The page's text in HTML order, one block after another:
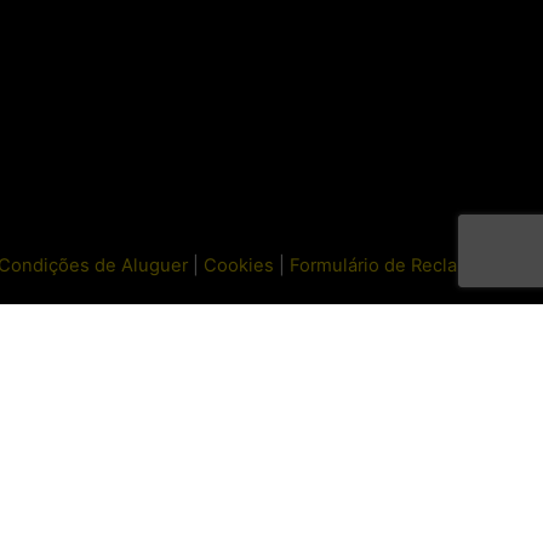
Capacete Giro Revel
Condições de Aluguer Cookies Formulário de Reclamações